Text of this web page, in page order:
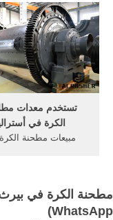
شراء اقرأ أكثر
تصنيع آلات صناعة
وآلات المستخدمة في
أوعية الضغطتصنيع
الكرة ...
تستخدم معدات
الكرة في
مبيعات مطحنة
في أستراليا بيرث,
منزل مطحنة الكرة لي
على السعر >> كيفية
مطحنة الكرة في بيرث
WhatsApp
)